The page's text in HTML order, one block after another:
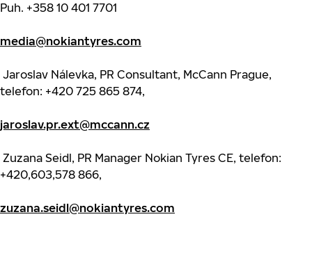
Puh. +358 10 401 7701
media@nokiantyres.com
Jaroslav Nálevka, PR Consultant, McCann Prague,
telefon: +420 725 865 874,
jaroslav.pr.ext@mccann.cz
Zuzana Seidl, PR Manager Nokian Tyres CE, telefon:
+420,603,578 866,
zuzana.seidl@nokiantyres.com